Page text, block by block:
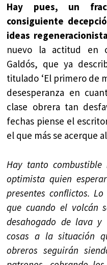
Hay pues, un
consiguiente
ideas
nuevo la actitud en
Galdós, que ya
titulado ‘El primero de
desesperanza en
clase obrera tan
fechas piense el
el que más se acerque
Hay tanto
optimista quien
presentes conflictos.
que cuando el volcán
desahogado de lava
cosas a la situación
obreros seguirán